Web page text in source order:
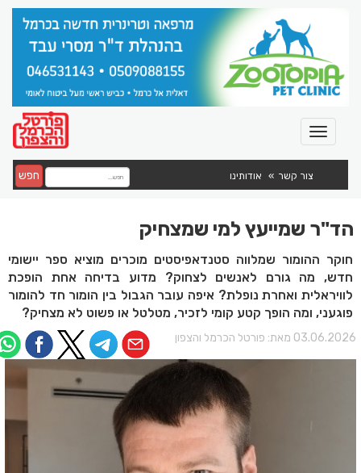
צור קשר אודותינו חפש
הד"ר שמייעץ למי שמצחיק
חוקר ההומור שמלווה סטנדאפיסטים מוכרים מוציא ספר יישומי
חדש, מה גורם לאנשים לצחוק? מדוע בדיחה אחת הופכת
לוויראלית ואחרת נופלת? איפה עובר הגבול בין הומור חד להומור
פוגעני, ומה הופך קטע קומי לזכיר, מטלטל או פשוט לא מצחיק?
מאת: פורטל הכרמל והצפון